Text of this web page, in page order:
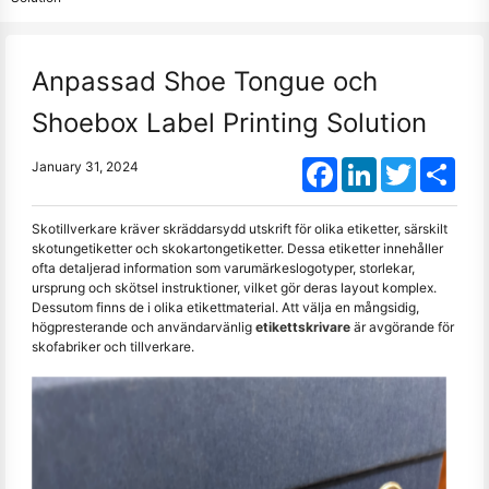
Anpassad Shoe Tongue och
Shoebox Label Printing Solution
January 31, 2024 FacebookLinkedInTwitter
Skotillverkare kräver skräddarsydd utskrift för olika etiketter, särskilt
skotungetiketter och skokartongetiketter. Dessa etiketter innehåller
ofta detaljerad information som varumärkeslogotyper, storlekar,
ursprung och skötsel instruktioner, vilket gör deras layout komplex.
Dessutom finns de i olika etikettmaterial. Att välja en mångsidig,
högpresterande och användarvänlig etikettskrivare är avgörande för
skofabriker och tillverkare.